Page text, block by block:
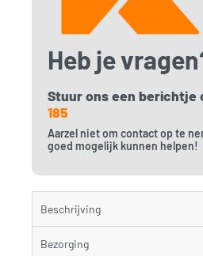
Heb je
Stuur ons een berichtje
185
Aarzel niet om contact op te
goed mogelijk kunnen helpen!
Beschrijving
Bezorging